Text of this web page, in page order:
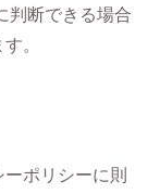
判断できる場合
。
ポリシーに則